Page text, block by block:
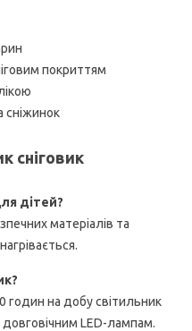
покриттям
сніжинок
сніговик
дітей?
матеріалів та
на добу світильник
LED-лампам.